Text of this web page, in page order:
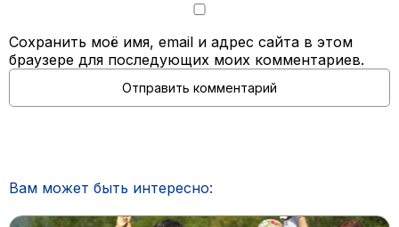
Сохранить моё имя, email и адрес сайта в этом
браузере для последующих моих комментариев.
Вам может быть интересно: